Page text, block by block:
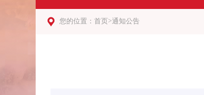
您的位置： 首页 >通知公告